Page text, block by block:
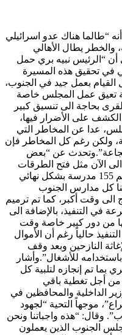
“طالما هناك عدو اسرائيلي
يطال الأهالي
أن “الرئيس نبيه بري حمل
في تحقيق هذه المسيرة
القيام بعمل جيد في الجنوب،
تعيق عمل المجلس خاصة
بحاجة الى تنسيق كبير
على الأضرار فيها،
عدا عن المخاطر التي
ولكن رغم كل المخاطر فإن
عن “بعض
الآن مثل فتح الطرقات
في ظل وجود أكوام من الركام، وترميم 155 مدرسة بشكل نهائي
كل مدارس الجنوب
الى وقت أكبر، كما تم ترميم
في التنفيذ، بالإضافة الى
من دور كبير خاصة وقت
مشروعاً قيد التنفيذ حالياً رغم أن الأموال
النازحين وبعد وقف
للأشغال”.وأشار
بما تم إنجازه لتلبية كل
من أجل تغطية باقي
الداخلية والمحافظين في
موجهاً التحية “لجهود
وقال: “هذه واجباتنا ونحن
الجنوب الذين يعملون